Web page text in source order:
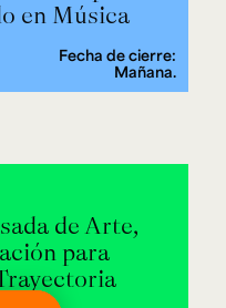
en Música
Fecha de cierre:
Mañana.
de Arte,
para